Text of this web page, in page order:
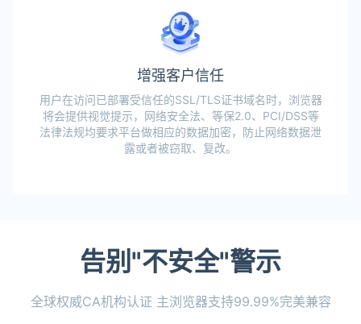
增强客户信任
用户在访问已部署受信任的SSL/TLS证书域名时，浏览器
将会提供视觉提示，网络安全法、等保2.0、PCI/DSS等
法律法规均要求平台做相应的数据加密，防止网络数据泄
露或者被窃取、复改。
告别"不安全"警示
全球权威CA机构认证 主浏览器支持99.99%完美兼容